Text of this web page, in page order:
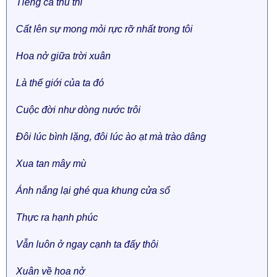
Cất lên sự mong mỏi rực rỡ nhất trong tôi
Hoa nở giữa trời xuân
Là thế giới của ta đó
Cuộc đời như dòng nước trôi
Đôi lúc bình lặng, đôi lúc ào ạt mà trào dâng
Xua tan mây mù
Ánh nắng lại ghé qua khung cửa sổ
Thực ra hạnh phúc
Vẫn luôn ở ngay cạnh ta đấy thôi
Xuân về hoa nở